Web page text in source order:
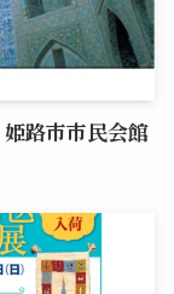
路市市民会館